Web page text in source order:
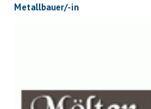
Metallbauer/-in